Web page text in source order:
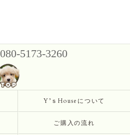
080-5173-3260
Y’ｓHouseについて
ご購入の流れ